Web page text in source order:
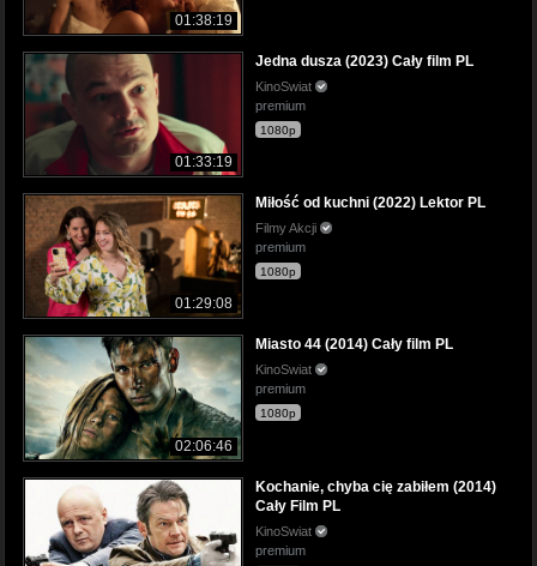
01:38:19
01:33:19
Jedna dusza (2023) Cały film PL
KinoSwiat
premium
1080p
01:29:08
Miłość od kuchni (2022) Lektor PL
Filmy Akcji
premium
1080p
02:06:46
Miasto 44 (2014) Cały film PL
KinoSwiat
premium
1080p
Kochanie, chyba cię zabiłem (2014)
Cały Film PL
KinoSwiat
premium